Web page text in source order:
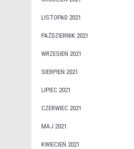
LISTOPAD 2021
PAŹDZIERNIK 2021
WRZESIEŃ 2021
SIERPIEŃ 2021
LIPIEC 2021
CZERWIEC 2021
MAJ 2021
KWIECIEŃ 2021